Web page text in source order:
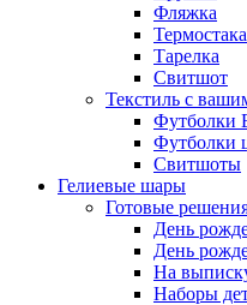
Фляжка
Тарелка
Свитшот
Текстиль с
Футболки
Футболки
Свитшоты
Гелиевые шары
Готовые
День
День
На
Наборы